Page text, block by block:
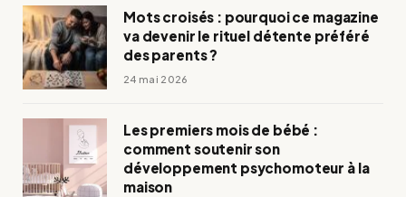
Mots croisés : pourquoi ce magazine
va devenir le rituel détente préféré
des parents ?
24 mai 2026
Les premiers mois de bébé :
comment soutenir son
développement psychomoteur à la
maison